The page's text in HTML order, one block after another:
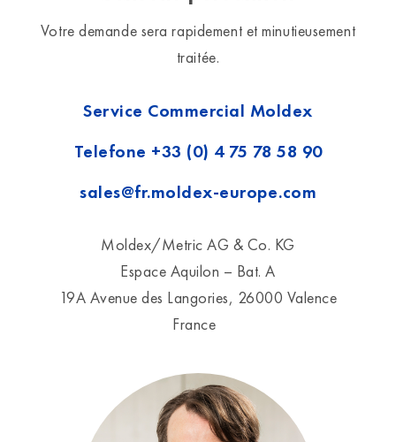
Votre demande sera rapidement et minutieusement
traitée.
Service Commercial Moldex
Telefone +33 (0) 4 75 78 58 90
sales@fr.moldex-europe.com
Moldex/Metric AG & Co. KG
Espace Aquilon – Bat. A
19A Avenue des Langories, 26000 Valence
France